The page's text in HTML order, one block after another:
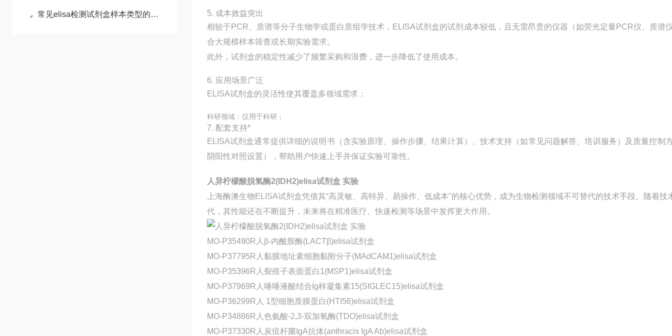
常见elisa检测试剂盒样本类型的处理要点
5. 成本效益突出
相较于PCR、质谱等分子生物学或蛋白质组学技术，ELISA试剂盒的试剂成本较低，且无需昂贵的仪器（如荧光定量PCR仪、质谱
合大规模样本筛查或长期实验需求。
此外，试剂盒的稳定性减少了频繁采购和浪费，进一步降低了使用成本。
6. 应用场景广泛
ELISA试剂盒的灵活性使其覆盖多领域需求：
科研领域：仅用于科研；
7. 配套支持*
ELISA试剂盒通常提供详细的说明书（含实验原理、操作步骤、结果计算）、技术支持（如常见问题解答、培训服务）及质量控制
阴阳性对照设置），帮助用户快速上手并保证实验可靠性。
人异柠檬酸脱氢酶2(IDH2)elisa试剂盒 实验
上海酶澳生物ELISA试剂盒凭借其“高灵敏、高特异、易操作、低成本"的核心优势，成为生物检测领域不可替代的技术手段。随着技
代，其性能还在不断提升，未来将在精准医疗、快速检测等场景中发挥更大作用。
MO-P35490R人β-内酰胺酶(LACTβ)elisa试剂盒
MO-P37795R人黏膜地址素细胞黏附分子(MAdCAM1)elisa试剂盒
MO-P35396R人裂殖子表面蛋白1(MSP1)elisa试剂盒
MO-P37969R人唾唾液酸结合Ig样凝集素15(SIGLEC15)elisa试剂盒
MO-P36299R人 1型细胞质膜蛋白(HTI56)elisa试剂盒
MO-P34886R人色氨酸-2,3-双加氧酶(TDO)elisa试剂盒
MO-P37330R人炭疽杆菌IgA抗体(anthracis IgA Ab)elisa试剂盒